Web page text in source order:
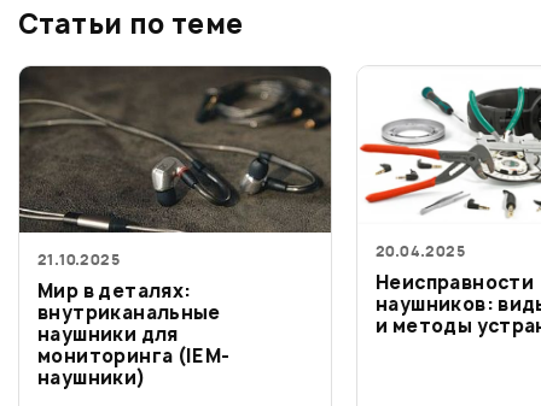
Статьи по теме
21.10.2025
Мир в деталях:
внутриканальные
наушники для
мониторинга (IEM-
наушники)
20.04.2025
Неисправности
наушников:
и методы